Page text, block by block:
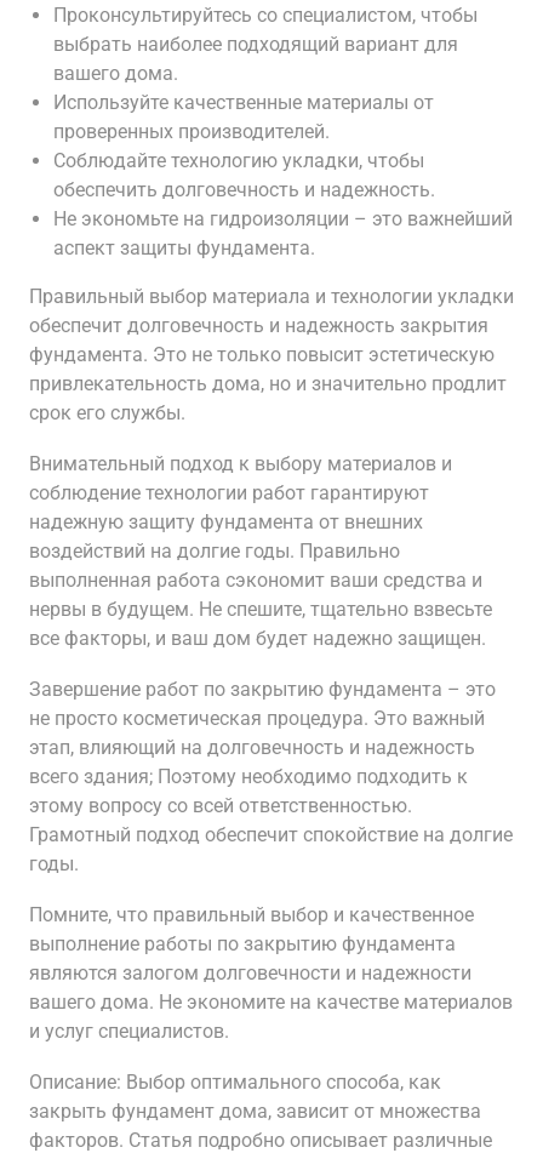
Проконсультируйтесь со специалистом, чтобы
выбрать наиболее подходящий вариант для
вашего дома.
Используйте качественные материалы от
проверенных производителей.
Соблюдайте технологию укладки, чтобы
обеспечить долговечность и надежность.
Не экономьте на гидроизоляции – это важнейший
аспект защиты фундамента.
Правильный выбор материала и технологии укладки
обеспечит долговечность и надежность закрытия
фундамента. Это не только повысит эстетическую
привлекательность дома, но и значительно продлит
срок его службы.
Внимательный подход к выбору материалов и
соблюдение технологии работ гарантируют
надежную защиту фундамента от внешних
воздействий на долгие годы. Правильно
выполненная работа сэкономит ваши средства и
нервы в будущем. Не спешите, тщательно взвесьте
все факторы, и ваш дом будет надежно защищен.
Завершение работ по закрытию фундамента – это
не просто косметическая процедура. Это важный
этап, влияющий на долговечность и надежность
всего здания; Поэтому необходимо подходить к
этому вопросу со всей ответственностью.
Грамотный подход обеспечит спокойствие на долгие
годы.
Помните, что правильный выбор и качественное
выполнение работы по закрытию фундамента
являются залогом долговечности и надежности
вашего дома. Не экономите на качестве материалов
и услуг специалистов.
Описание: Выбор оптимального способа, как
закрыть фундамент дома, зависит от множества
факторов. Статья подробно описывает различные